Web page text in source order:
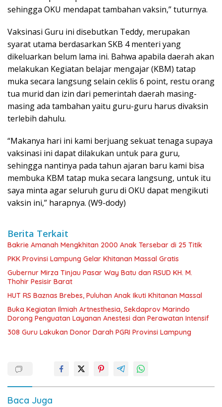
sehingga OKU mendapat tambahan vaksin,” tuturnya.
Vaksinasi Guru ini disebutkan Teddy, merupakan
syarat utama berdasarkan SKB 4 menteri yang
dikeluarkan belum lama ini. Bahwa apabila daerah akan
melakukan Kegiatan belajar mengajar (KBM) tatap
muka secara langsung selain ceklis 6 point, restu orang
tua murid dan izin dari pemerintah daerah masing-
masing ada tambahan yaitu guru-guru harus divaksin
terlebih dahulu.
“Makanya hari ini kami berjuang sekuat tenaga supaya
vaksinasi ini dapat dilakukan untuk para guru,
sehingga nantinya pada tahun ajaran baru kami bisa
membuka KBM tatap muka secara langsung, untuk itu
saya minta agar seluruh guru di OKU dapat mengikuti
vaksin ini,” harapnya. (W9-dody)
Berita Terkait
Bakrie Amanah Mengkhitan 2000 Anak Tersebar di 25 Titik
PKK Provinsi Lampung Gelar Khitanan Massal Gratis
Gubernur Mirza Tinjau Pasar Way Batu dan RSUD KH. M.
Thohir Pesisir Barat
HUT RS Baznas Brebes, Puluhan Anak Ikuti Khitanan Massal
Buka Kegiatan Ilmiah Artnesthesia, Sekdaprov Marindo
Dorong Penguatan Layanan Anestesi dan Perawatan Intensif
308 Guru Lakukan Donor Darah PGRI Provinsi Lampung
Baca Juga